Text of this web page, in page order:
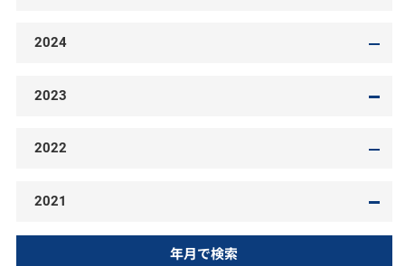
2024
2023
2022
2021
年月で検索